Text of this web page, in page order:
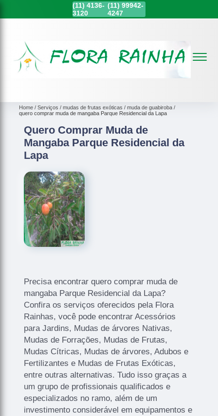
(11) 4136-
3120
(11)99942-
4247
Home Serviços mudas de frutas exóticas
muda de guabiroba
quero comprar muda de mangaba Parque Residencial da Lapa
Quero Comprar Muda de
Mangaba Parque Residencial da
Lapa
Precisa encontrar quero comprar muda de
mangaba Parque Residencial da Lapa?
Confira os serviços oferecidos pela Flora
Rainhas, você pode encontrar Acessórios
para Jardins, Mudas de árvores Nativas,
Mudas de Forrações, Mudas de Frutas,
Mudas Cítricas, Mudas de árvores, Adubos e
Fertilizantes e Mudas de Frutas Exóticas,
entre outras alternativas. Tudo isso graças a
um grupo de profissionais qualificados e
especializados no ramo, além de um
investimento considerável em equipamentos e